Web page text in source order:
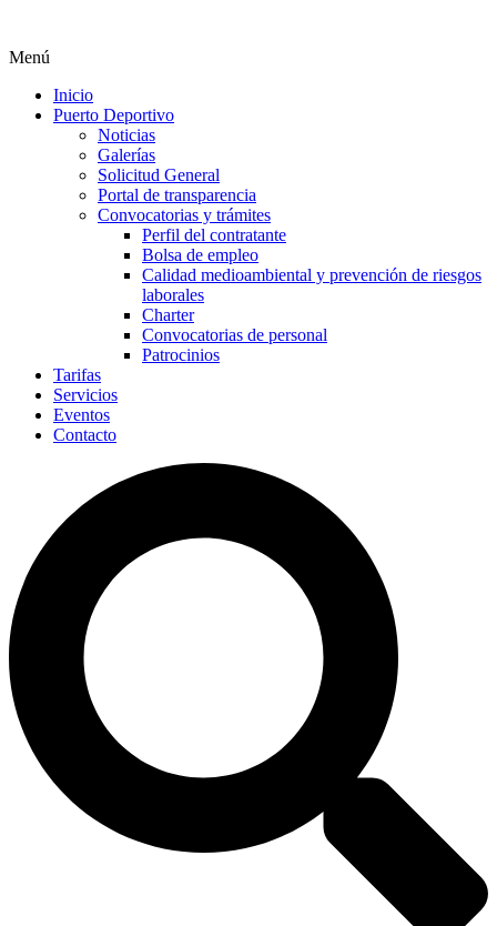
Menú
Inicio
Puerto Deportivo
Noticias
Galerías
Solicitud General
Portal de transparencia
Convocatorias y trámites
Perfil del contratante
Bolsa de empleo
Calidad medioambiental y prevención de riesgos
laborales
Charter
Convocatorias de personal
Patrocinios
Tarifas
Servicios
Eventos
Contacto